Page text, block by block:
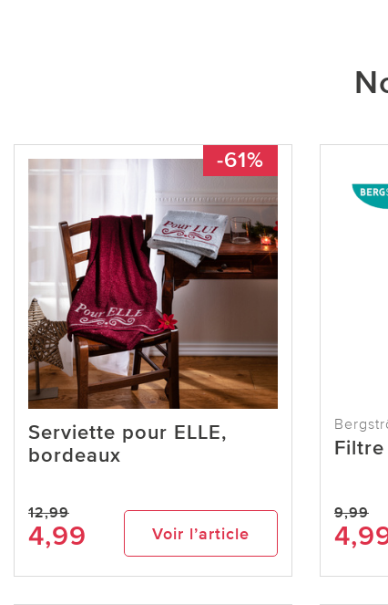
-61%
Serviette pour ELLE,
bordeaux
12,99
4,99 Voir l’article
9,99